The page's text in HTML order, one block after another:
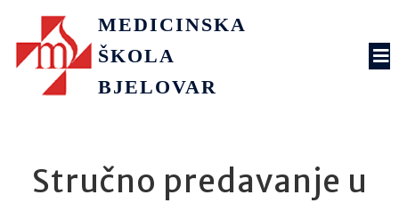
MEDICINSKA
ŠKOLA
BJELOVAR
Stručno predavanje u